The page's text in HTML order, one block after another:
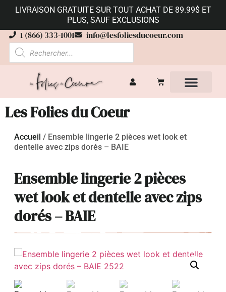
LIVRAISON GRATUITE SUR TOUT ACHAT DE 89.99$ ET
PLUS, SAUF EXCLUSIONS
1 (866) 333-1001 info@lesfoliesducoeur.com
Les Folies du Coeur
Accueil / Ensemble lingerie 2 pièces wet look et
dentelle avec zips dorés – BAIE
Ensemble lingerie 2 pièces
wet look et dentelle avec zips
dorés – BAIE